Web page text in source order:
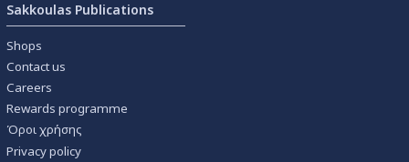
Sakkoulas Publications
Shops
Contact us
Careers
Rewards programme
Όροι χρήσης
Privacy policy